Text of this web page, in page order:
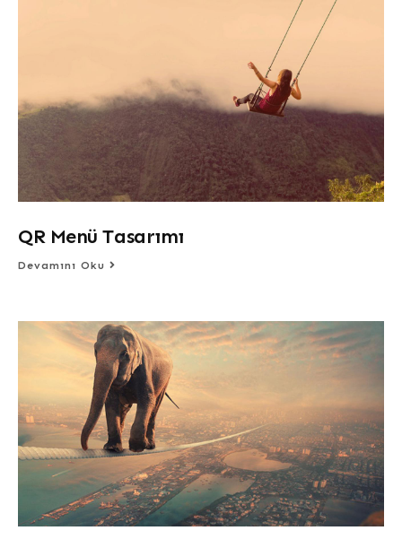
QR Menü Tasarımı
Devamını Oku